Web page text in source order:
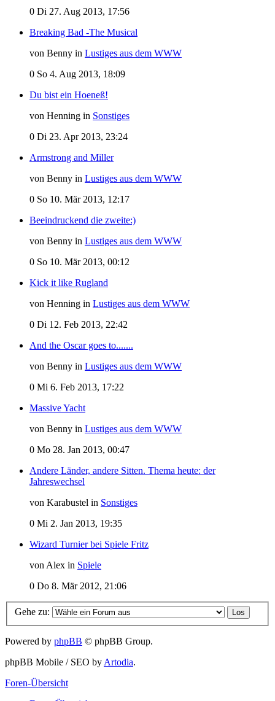
0 Di 27. Aug 2013, 17:56
Breaking Bad -The Musical
von Benny in Lustiges aus dem WWW
0 So 4. Aug 2013, 18:09
Du bist ein Hoeneß!
von Henning in Sonstiges
0 Di 23. Apr 2013, 23:24
Armstrong and Miller
von Benny in Lustiges aus dem WWW
0 So 10. Mär 2013, 12:17
Beeindruckend die zweite:)
von Benny in Lustiges aus dem WWW
0 So 10. Mär 2013, 00:12
Kick it like Rugland
von Henning in Lustiges aus dem WWW
0 Di 12. Feb 2013, 22:42
And the Oscar goes to.......
von Benny in Lustiges aus dem WWW
0 Mi 6. Feb 2013, 17:22
Massive Yacht
von Benny in Lustiges aus dem WWW
0 Mo 28. Jan 2013, 00:47
Andere Länder, andere Sitten. Thema heute: der
Jahreswechsel
von Karabustel in Sonstiges
0 Mi 2. Jan 2013, 19:35
Wizard Turnier bei Spiele Fritz
von Alex in Spiele
0 Do 8. Mär 2012, 21:06
Gehe zu:
Powered by phpBB © phpBB Group.
phpBB Mobile / SEO byArtodia.
Foren-Übersicht